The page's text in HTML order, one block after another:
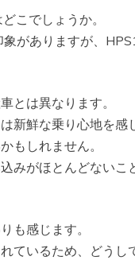
こでしょうか。
がありますが、
とは異なります。
新鮮な乗り心地を感
もしれません。
みがほとんどないこ
も感じます。
ているため、どうし